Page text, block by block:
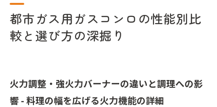
都市ガス用ガスコンロの性能別比
較と選び方の深掘り
火力調整・強火力バーナーの違いと調理への影
響 - 料理の幅を広げる火力機能の詳細